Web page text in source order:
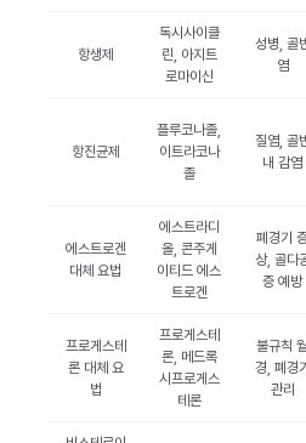
항생제
독시사이클
린, 아지트
로마이신
성병, 골
염
항진균제
플루코나졸,
이트라코나
졸
질염, 골
내 감염
에스트로겐
대체 요법
에스트라디
올, 콘주게
이티드 에스
트로겐
폐경기
상, 골다
증 예방
프로게스테
론 대체 요
법
프로게스테
론, 메드록
시프로게스
테론
불규칙 월
경, 폐경기
관리